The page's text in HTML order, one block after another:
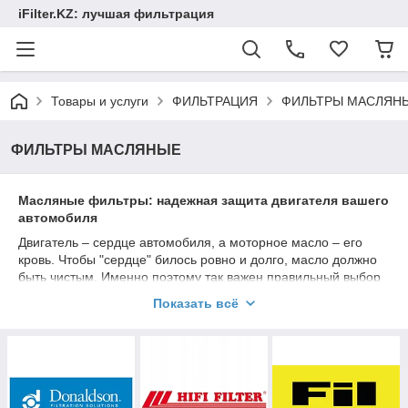
iFilter.KZ: лучшая фильтрация
Товары и услуги ФИЛЬТРАЦИЯ ФИЛЬТРЫ
ФИЛЬТРЫ МАСЛЯНЫЕ
Масляные фильтры: надежная защита двигателя вашего
автомобиля
Двигатель – сердце автомобиля, а моторное масло – его
кровь. Чтобы "сердце" билось ровно и долго, масло должно
быть чистым. Именно поэтому так важен правильный выбор
ассортимент масляных фильтров от ведущих мировых
и сделать осознанный выбор, обеспечив надежную защиту
двигателя вашего авто.
Показать всё